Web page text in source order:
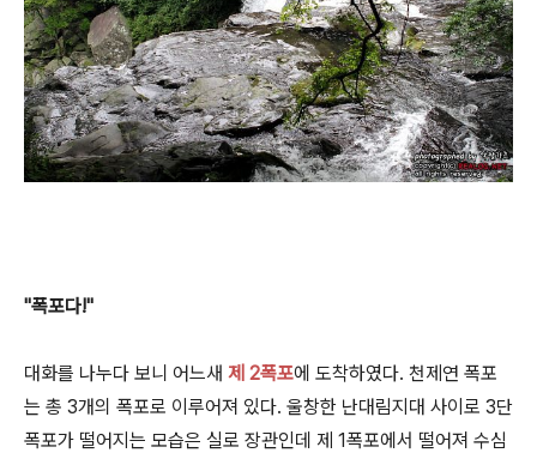
"폭포다!"
대화를 나누다 보니 어느새 제 2폭포에 도착하였다. 천제연 폭포
는 총 3개의 폭포로 이루어져 있다. 울창한 난대림지대 사이로 3단
폭포가 떨어지는 모습은 실로 장관인데 제 1폭포에서 떨어져 수심